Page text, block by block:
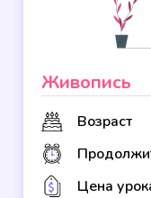
Живопись
Возраст
Цена